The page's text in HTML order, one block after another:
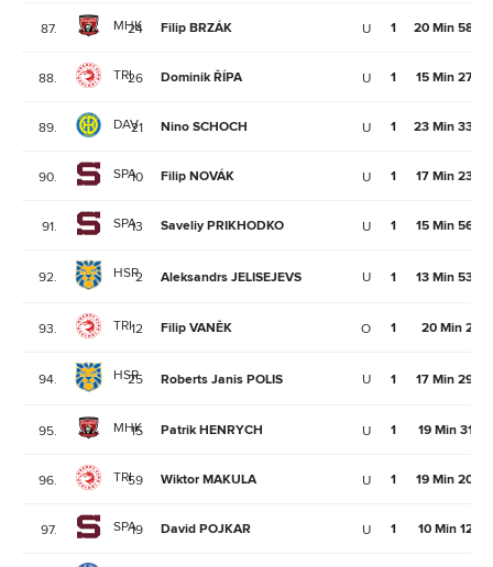
87. MHK
24 Filip BRZÁK U 1 20 Min
88. TRI26 Dominik ŘÍPA U 1 15 Min
89. DAV21 Nino SCHOCH U 1 23 Min
90. SPA10 Filip NOVÁK U 1 17 Min
91. SPA13 Saveliy PRIKHODKO U 1 15 Min
92. HSR2 Aleksandrs JELISEJEVS U 1 13 Min
93. TRI12 Filip VANĚK O 1 20 Min
94. HSR
25 Roberts Janis POLIS U 1 17 Min
95. MHK
15 Patrik HENRYCH U 1 19 Min
96. TRI59 Wiktor MAKULA U 1 19 Min
97. SPA19 David POJKAR U 1 10 Min